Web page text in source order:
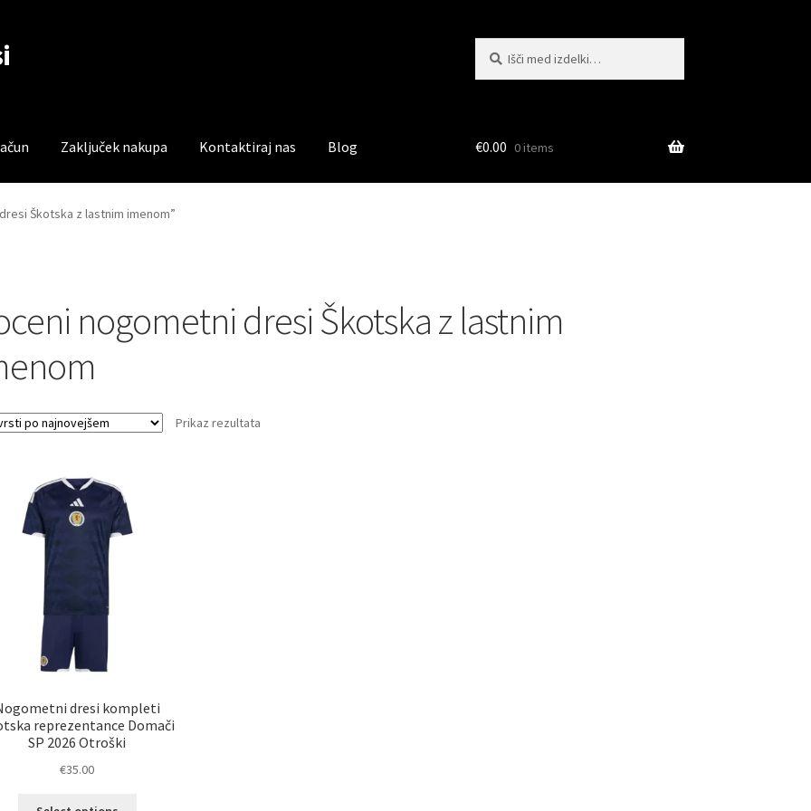
Zaključek nakupa Kontaktiraj nas Blog
Trgovina Zaključek nakupa
€0.00 0 items
Škotska z lastnim imenom”
nogometni dresi Škotska z lastnim
Prikaz rezultata
dresi kompleti
reprezentance Domači
SP 2026 Otroški
€35.00